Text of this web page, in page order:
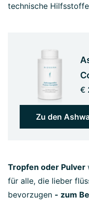
technische
€
Zu den
Tropfen oder Pulver
für alle, die lieber
bevorzugen - zum